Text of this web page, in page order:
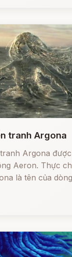
tranh Argona
Argona
Aeron. Thực
là tên của